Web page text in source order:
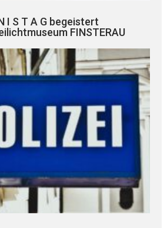
I S T A G begeistert
FINSTERAU